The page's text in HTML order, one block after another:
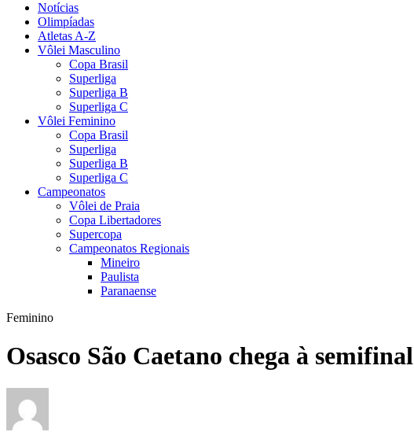
Notícias
Olimpíadas
Atletas A-Z
Vôlei Masculino
Copa Brasil
Superliga
Superliga B
Superliga C
Vôlei Feminino
Copa Brasil
Superliga
Superliga B
Superliga C
Campeonatos
Vôlei de Praia
Copa Libertadores
Supercopa
Campeonatos Regionais
Mineiro
Paulista
Paranaense
Feminino
Osasco São Caetano chega à semifinal